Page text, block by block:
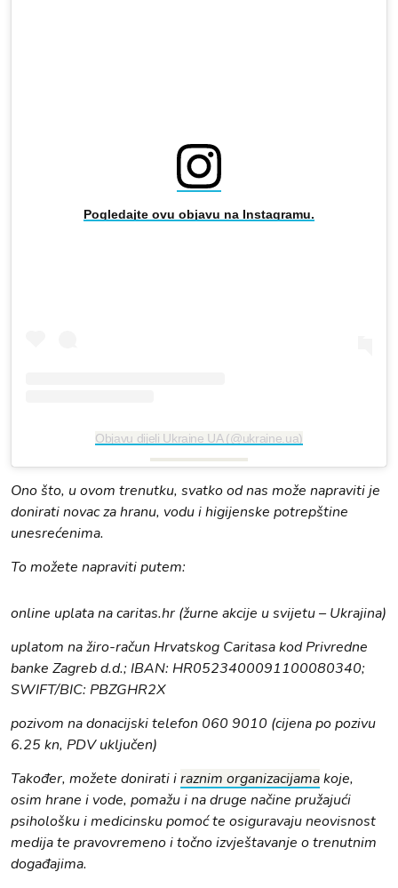
Pogledajte ovu objavu na Instagramu.
Objavu dijeli Ukraine UA (@ukraine.ua)
Ono što, u ovom trenutku, svatko od nas može napraviti je
donirati novac za hranu, vodu i higijenske potrepštine
unesrećenima.
To možete napraviti putem:
online uplata na caritas.hr (žurne akcije u svijetu – Ukrajina)
uplatom na žiro-račun Hrvatskog Caritasa kod Privredne
banke Zagreb d.d.; IBAN: HR0523400091100080340;
SWIFT/BIC: PBZGHR2X
pozivom na donacijski telefon 060 9010 (cijena po pozivu
6.25 kn, PDV uključen)
Također, možete donirati iraznim organizacijamakoje,
osim hrane i vode, pomažu i na druge načine pružajući
psihološku i medicinsku pomoć te osiguravaju neovisnost
medija te pravovremeno i točno izvještavanje o trenutnim
događajima.